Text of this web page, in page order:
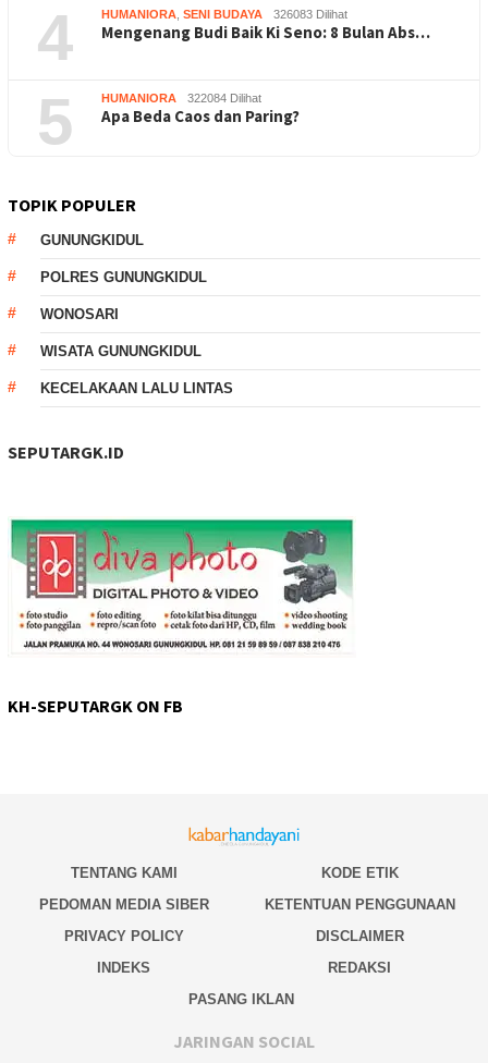
4 HUMANIORA SENI BUDAYA 326083 Dilihat
Mengenang Budi Baik Ki Seno: 8 Bulan Abs…
5 HUMANIORA 322084 Dilihat
Apa Beda Caos dan Paring?
TOPIK POPULER
GUNUNGKIDUL
POLRES GUNUNGKIDUL
WONOSARI
WISATA GUNUNGKIDUL
KECELAKAAN LALU LINTAS
SEPUTARGK.ID
KH-SEPUTARGK ON FB
TENTANG KAMI
KODE ETIK
PEDOMAN MEDIA SIBER
KETENTUAN PENGGUNAAN
PRIVACY POLICY
DISCLAIMER
INDEKS
REDAKSI
PASANG IKLAN
JARINGAN SOCIAL